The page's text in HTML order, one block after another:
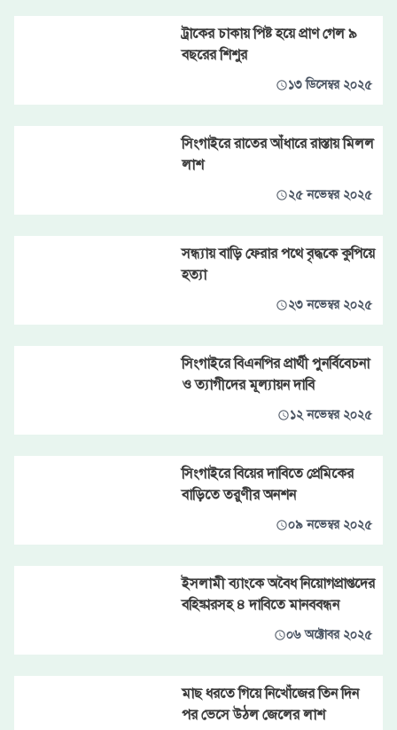
ট্রাকের চাকায় পিষ্ট হয়ে প্রাণ গেল ৯
বছরের শিশুর
১৩ ডিসেম্বর ২০২৫
সিংগাইরে রাতের আঁধারে রাস্তায় মিলল
লাশ
২৫ নভেম্বর ২০২৫
সন্ধ্যায় বাড়ি ফেরার পথে বৃদ্ধকে কুপিয়ে
হত্যা
২৩ নভেম্বর ২০২৫
সিংগাইরে বিএনপির প্রার্থী পুনর্বিবেচনা
ও ত্যাগীদের মূল্যায়ন দাবি
১২ নভেম্বর ২০২৫
সিংগাইরে বিয়ের দাবিতে প্রেমিকের
বাড়িতে তরুণীর অনশন
০৯ নভেম্বর ২০২৫
ইসলামী ব্যাংকে অবৈধ নিয়োগপ্রাপ্তদের
বহিষ্কারসহ ৪ দাবিতে মানববন্ধন
০৬ অক্টোবর ২০২৫
মাছ ধরতে গিয়ে নিখোঁজের তিন দিন
পর ভেসে উঠল জেলের লাশ